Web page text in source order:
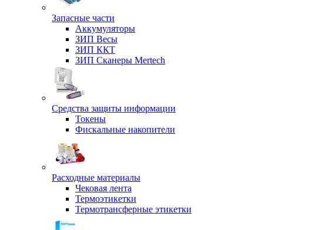
Запасные части
Аккумуляторы
ЗИП Весы
ЗИП ККТ
ЗИП Сканеры Mertech
Средства защиты информации
Токены
Фискальные накопители
Расходные материалы
Чековая лента
Термоэтикетки
Термотрансферные этикетки